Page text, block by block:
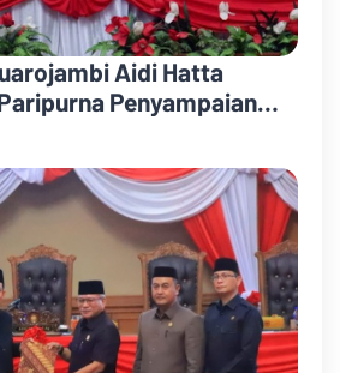
Aidi Hatta
Penyampaian
KUA-PPAS Tahun